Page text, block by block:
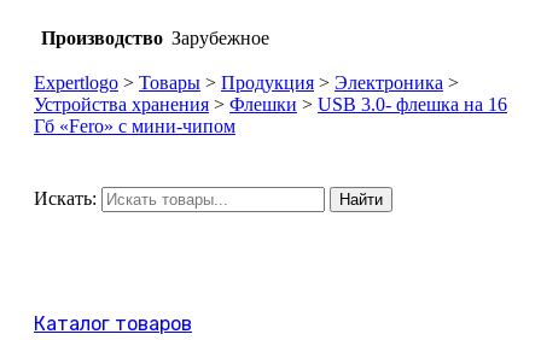
Производство Зарубежное
Expertlogo > Товары > Продукция > Электроника >
Устройства хранения > Флешки > USB 3.0- флешка на 16
Гб «Fero» с мини-чипом
Искать: Найти
Каталог товаров